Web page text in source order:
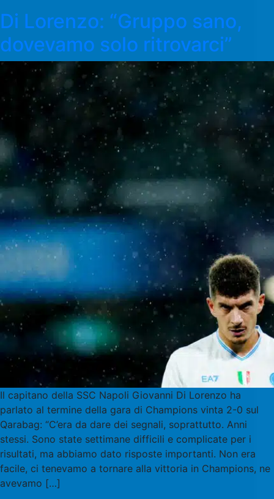
Di Lorenzo: “Gruppo sano,
dovevamo solo ritrovarci”
Il capitano della SSC Napoli Giovanni Di Lorenzo ha
parlato al termine della gara di Champions vinta 2-0 sul
Qarabag: “C’era da dare dei segnali, soprattutto. Anni
stessi. Sono state settimane difficili e complicate per i
risultati, ma abbiamo dato risposte importanti. Non era
facile, ci tenevamo a tornare alla vittoria in Champions, ne
avevamo […]